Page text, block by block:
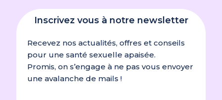
Inscrivez vous à notre newsletter
Recevez nos actualités, offres et conseils
pour une santé sexuelle apaisée.
Promis, on s’engage à ne pas vous envoyer
une avalanche de mails !